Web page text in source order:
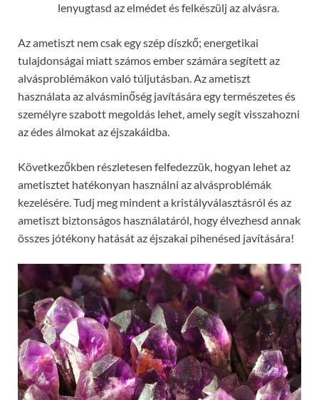
lenyugtasd az elmédet és felkészülj az alvásra.
Az ametiszt nem csak egy szép díszkő; energetikai
tulajdonságai miatt számos ember számára segített az
alvásproblémákon való túljutásban. Az ametiszt
használata az alvásminőség javítására egy természetes és
személyre szabott megoldás lehet, amely segít visszahozni
az édes álmokat az éjszakáidba.
Következőkben részletesen felfedezzük, hogyan lehet az
ametisztet hatékonyan használni az alvásproblémák
kezelésére. Tudj meg mindent a kristályválasztásról és az
ametiszt biztonságos használatáról, hogy élvezhesd annak
összes jótékony hatását az éjszakai pihenésed javítására!